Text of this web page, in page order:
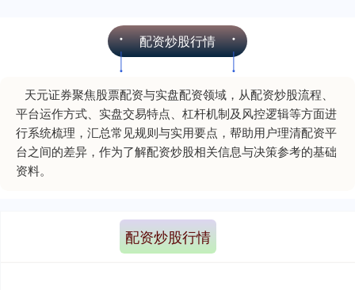
配资炒股行情
天元证券聚焦股票配资与实盘配资领域，从配资炒股流程、
平台运作方式、实盘交易特点、杠杆机制及风控逻辑等方面进
行系统梳理，汇总常见规则与实用要点，帮助用户理清配资平
台之间的差异，作为了解配资炒股相关信息与决策参考的基础
资料。
配资炒股行情